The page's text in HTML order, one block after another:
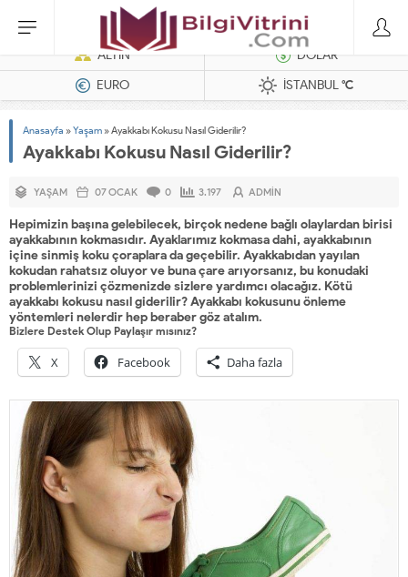
Dizel Jeneratörler
ALTIN
DOLAR
EURO
İSTANBUL°C
Anasayfa »Yaşam »Ayakkabı Kokusu Nasıl Giderilir?
Ayakkabı Kokusu Nasıl Giderilir?
YAŞAM 07 OCAK 0 3.197 ADMIN
Hepimizin başına gelebilecek, birçok nedene bağlı olaylardan birisi
ayakkabının kokmasıdır. Ayaklarımız kokmasa dahi, ayakkabının
içine sinmiş koku çoraplara da geçebilir. Ayakkabıdan yayılan
kokudan rahatsız oluyor ve buna çare arıyorsanız, bu konudaki
problemlerinizi çözmenizde sizlere yardımcı olacağız. Kötü
ayakkabı kokusu nasıl giderilir? Ayakkabı kokusunu önleme
yöntemleri nelerdir hep beraber göz atalım.
Bizlere Destek Olup Paylaşır mısınız?
X Facebook Daha fazla